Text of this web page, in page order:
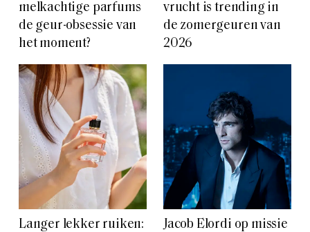
melkachtige parfums
de geur-obsessie van
het moment?
vrucht is trending in
de zomergeuren van
2026
Langer lekker ruiken:
Jacob Elordi op missie